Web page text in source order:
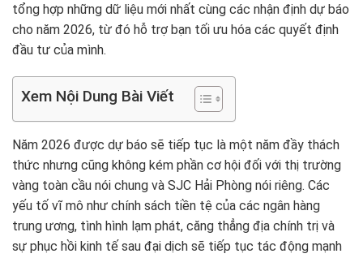
tổng hợp những dữ liệu mới nhất cùng các nhận định dự báo
cho năm 2026, từ đó hỗ trợ bạn tối ưu hóa các quyết định
đầu tư của mình.
Xem Nội Dung Bài Viết
Năm 2026 được dự báo sẽ tiếp tục là một năm đầy thách
thức nhưng cũng không kém phần cơ hội đối với thị trường
vàng toàn cầu nói chung và SJC Hải Phòng nói riêng. Các
yếu tố vĩ mô như chính sách tiền tệ của các ngân hàng
trung ương, tình hình lạm phát, căng thẳng địa chính trị và
sự phục hồi kinh tế sau đại dịch sẽ tiếp tục tác động mạnh